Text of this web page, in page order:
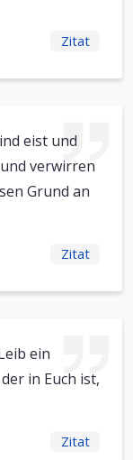
Zitat
eist und
verwirren
Grund an
Zitat
ein
in Euch ist,
Zitat